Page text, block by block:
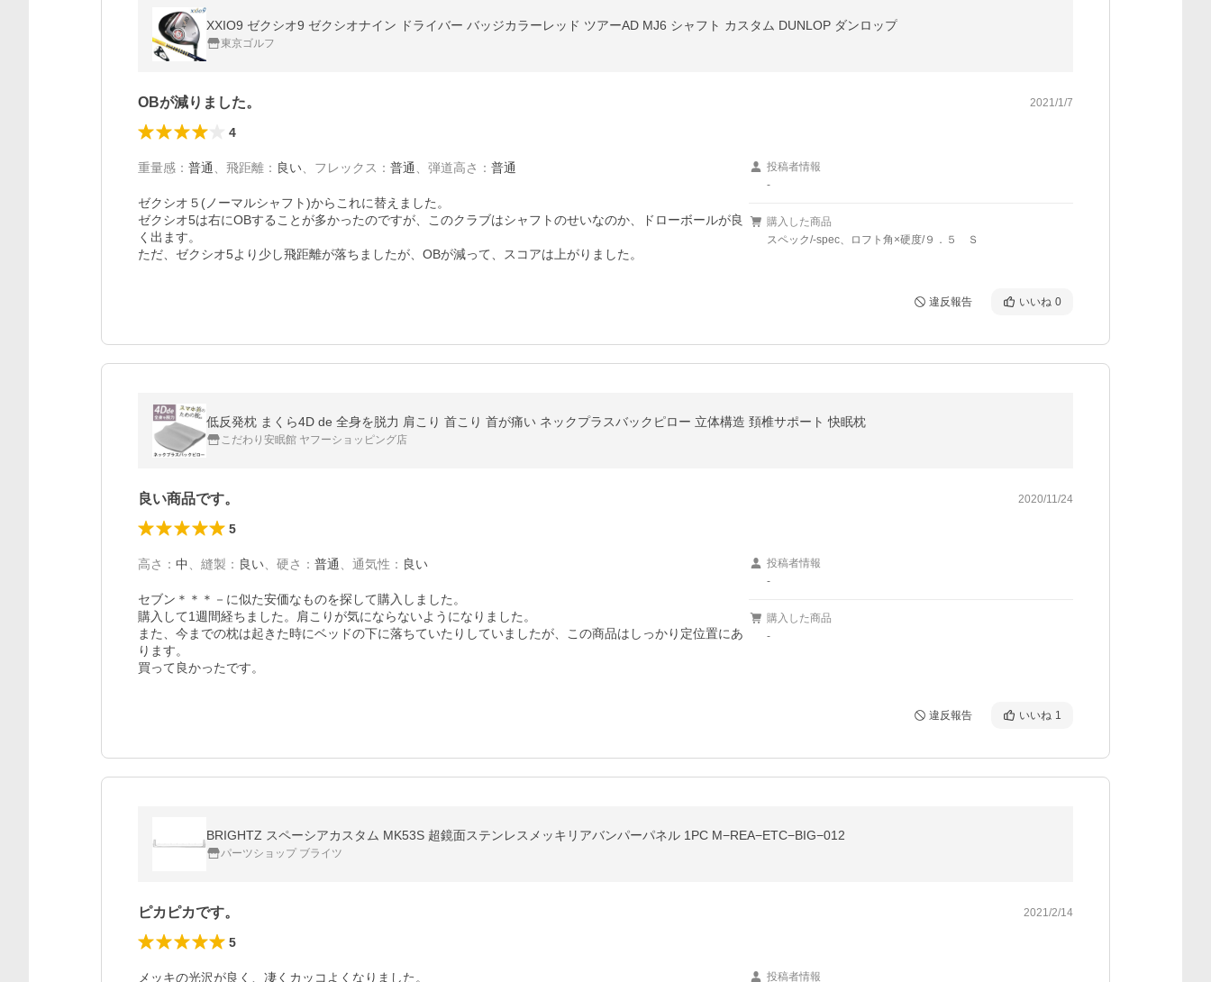
XXIO9 ゼクシオ9 ゼクシオナイン ドライバー バッジカラーレッド ツアーAD MJ6 シャフト カスタム DUNLOP ダンロップ
東京ゴルフ
OBが減りました。 2021/1/7
4
重量感 ： 普通 飛距離 ： 良い フレックス ： 普通 弾道高さ ： 普通
ゼクシオ５(ノーマルシャフト)からこれに替えました。
ゼクシオ5は右にOBすることが多かったのですが、このクラブはシャフトのせいなのか、ドローボールが良
く出ます。
ただ、ゼクシオ5より少し飛距離が落ちましたが、OBが減って、スコアは上がりました。
投稿者情報
-
購入した商品
スペック/-spec、ロフト角×硬度/９．５ Ｓ
違反報告 いいね 0
低反発枕 まくら4D de 全身を脱力 肩こり 首こり 首が痛い ネックプラスバックピロー 立体構造 頚椎サポート 快眠枕
こだわり安眠館 ヤフーショッピング店
良い商品です。 2020/11/24
5
高さ ： 中 縫製 ： 良い 硬さ ： 普通 通気性 ： 良い
セブン＊＊＊－に似た安価なものを探して購入しました。
購入して1週間経ちました。肩こりが気にならないようになりました。
また、今までの枕は起きた時にベッドの下に落ちていたりしていましたが、この商品はしっかり定位置にあ
ります。
買って良かったです。
投稿者情報
-
購入した商品
-
違反報告 いいね 1
BRIGHTZ スペーシアカスタム MK53S 超鏡面ステンレスメッキリアバンパーパネル 1PC M−REA−ETC−BIG−012
パーツショップ ブライツ
ピカピカです。 2021/2/14
5
メッキの光沢が良く、凄くカッコよくなりました。 投稿者情報